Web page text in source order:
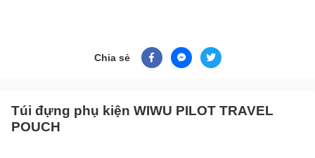
Chia sẻ
Túi đựng phụ kiện WIWU PILOT TRAVEL
POUCH